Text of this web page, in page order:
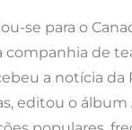
se para o
companhia de
a notícia da
editou o